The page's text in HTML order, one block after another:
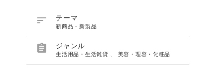
 テーマ
新商品・新製品
 ジャンル
生活用品・生活雑貨 美容・理容・化粧品